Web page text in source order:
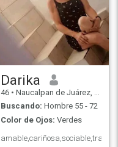
Darika
46 • Naucalpan de Juárez, México, México
Buscando: Hombre 55 - 72
Color de Ojos: Verdes